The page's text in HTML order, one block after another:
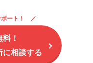
ート！
！
に相談する